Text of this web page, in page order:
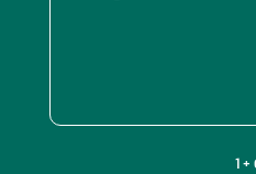
1